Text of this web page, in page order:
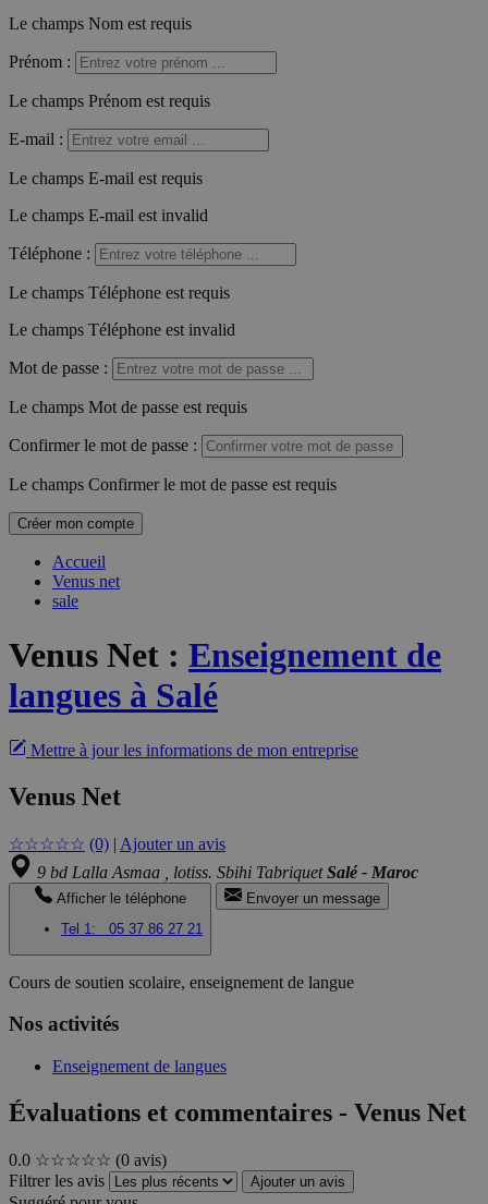
Le champs Nom est requis
Prénom :
Le champs Prénom est requis
E-mail :
Le champs E-mail est requis
Le champs E-mail est invalid
Téléphone :
Le champs Téléphone est requis
Le champs Téléphone est invalid
Mot de passe :
Le champs Mot de passe est requis
Confirmer le mot de passe :
Le champs Confirmer le mot de passe est requis
Créer mon compte
Accueil
Venus net
sale
Venus Net : Enseignement de
langues à Salé
Mettre à jour les informations de mon entreprise
Venus Net
☆☆☆☆☆ (0) | Ajouter un avis
9 bd Lalla Asmaa , lotiss. Sbihi TabriquetSalé - Maroc
Afficher le téléphone
Tel 1:
05 37 86 27 21
Envoyer un message
Cours de soutien scolaire, enseignement de langue
Nos activités
Enseignement de langues
Évaluations et commentaires - Venus Net
0.0 ☆☆☆☆☆ (0 avis)
Filtrer les avis
Ajouter un avis